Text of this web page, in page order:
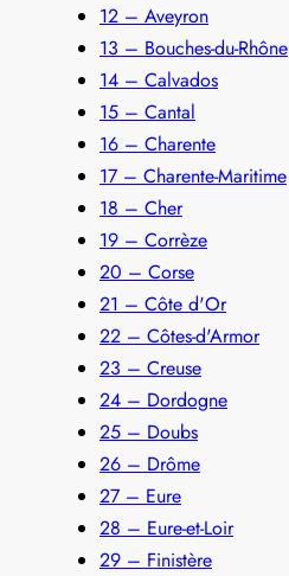
12 – Aveyron
13 – Bouches-du-Rhône
14 – Calvados
15 – Cantal
16 – Charente
17 – Charente-Maritime
18 – Cher
19 – Corrèze
20 – Corse
21 – Côte d'Or
22 – Côtes-d'Armor
23 – Creuse
24 – Dordogne
25 – Doubs
26 – Drôme
27 – Eure
28 – Eure-et-Loir
29 – Finistère